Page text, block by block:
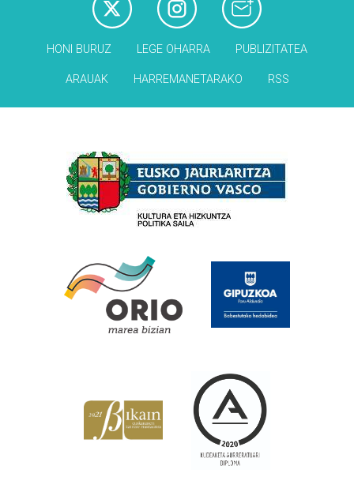
HONI BURUZ LEGE OHARRA PUBLIZITATEA
ARAUAK HARREMANETARAKO RSS